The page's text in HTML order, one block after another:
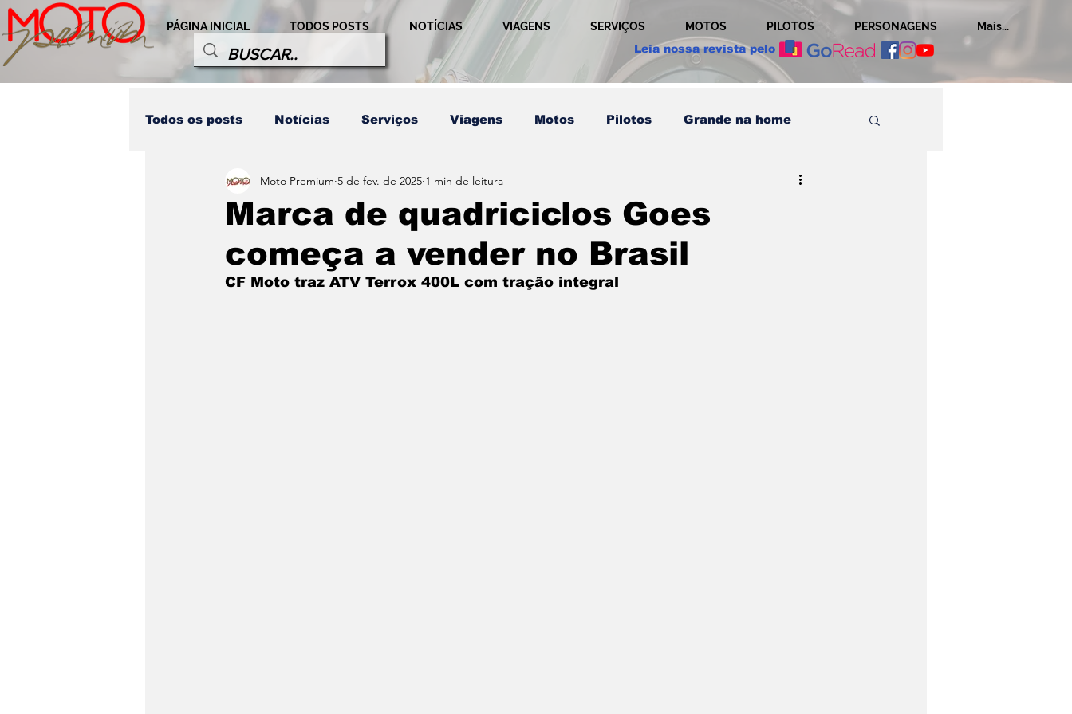
PÁGINA INICIAL TODOS POSTS NOTÍCIAS VIAGENS SERVIÇOS MOTOS PILOTOS PERSONAGENS
Mais...
Leia nossa revista pelo
Todos os posts Notícias Serviços Viagens Motos Pilotos Grande na home
Destaques Honda Competição Técnicas
Modalidades Personagem Pilotos Relação Publicidade Ultimos posts
Marca de quadriciclos Goes
começa a vender no Brasil
Moto Premium 5 de fev. de 2025 1 min de leitura
CF Moto traz ATV Terrox 400L com tração integral